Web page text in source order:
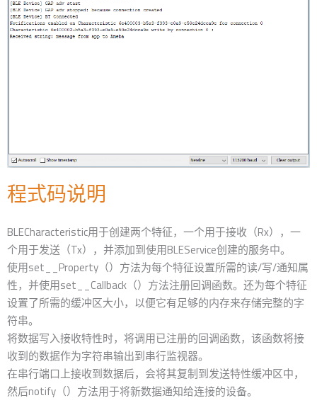
程式码说明
BLECharacteristic用于创建两个特征，一个用于接收（Rx），一
个用于发送（Tx），并添加到使用BLEService创建的服务中。
使用set__Property（）方法为每个特征设置所需的读/写/通知属
性，并使用set__Callback（）方法注册回调函数。还为每个特征
设置了所需的缓冲区大小，以便它有足够的内存来存储完整的字
符串。
将数据写入接收特性时，将调用已注册的回调函数，该函数将接
收到的数据作为字符串输出到串行监视器。
在串行端口上接收到数据后，会将其复制到发送特性缓冲区中，
然后notify（）方法用于将新数据通知给连接的设备。